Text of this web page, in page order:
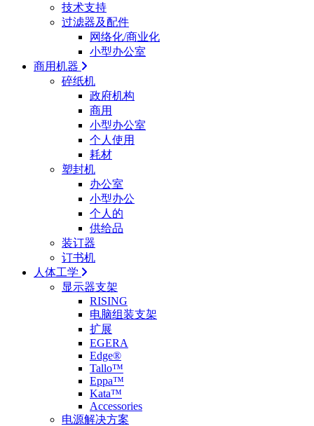
技术支持
过滤器及配件
网络化/商业化
小型办公室
商用机器
碎纸机
政府机构
商用
小型办公室
个人使用
耗材
塑封机
办公室
小型办公
个人的
供给品
装订器
订书机
人体工学
显示器支架
RISING
电脑组装支架
扩展
EGERA
Edge®
Tallo™
Eppa™
Kata™
Accessories
电源解决方案